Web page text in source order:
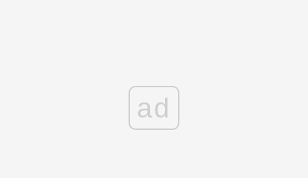
ad